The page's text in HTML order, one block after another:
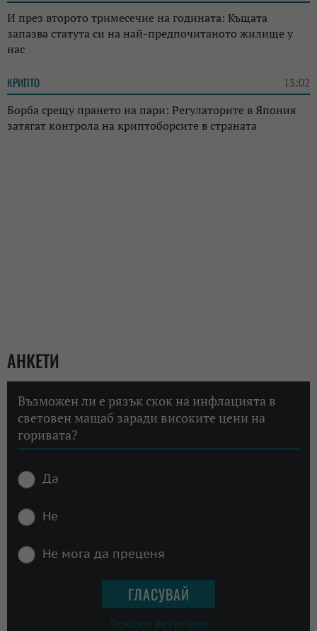
И през второто тримесечие на годината: Къщата
запазва статута си на най-предпочитаното жилище у
нас
КРИПТО 13:02
Борба срещу прането на пари: Регулаторите в Япония
затягат контрола на криптоборсите в страната
АНКЕТИ
Възможен ли е рязък скок на инфлацията в
световен мащаб заради високите цени на
горивата?
Да
Не
Не мога да преценя
Покажи резултати